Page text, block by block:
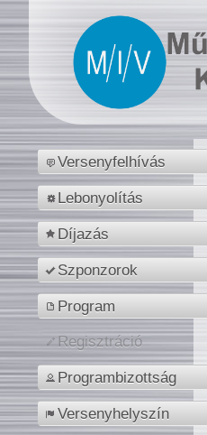
Versenyfelhívás
Lebonyolítás
Díjazás
Szponzorok
Program
Regisztráció
Programbizottság
Versenyhelyszín